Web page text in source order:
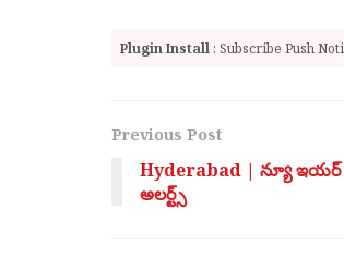
Plugin Install : Subscribe Push
Previous Post
Hyderabad | న్యూ ఇయర్
అలర్ట్స్